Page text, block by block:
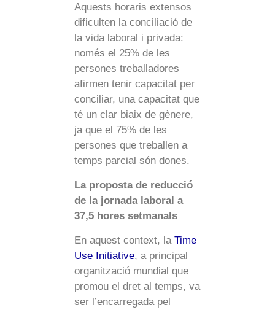
Aquests horaris extensos
dificulten la conciliació de
la vida laboral i privada:
només el 25% de les
persones treballadores
afirmen tenir capacitat per
conciliar, una capacitat que
té un clar biaix de gènere,
ja que el 75% de les
persones que treballen a
temps parcial són dones.
La proposta de reducció
de la jornada laboral a
37,5 hores setmanals
En aquest context, la Time
Use Initiative, a principal
organització mundial que
promou el dret al temps, va
ser l’encarregada pel